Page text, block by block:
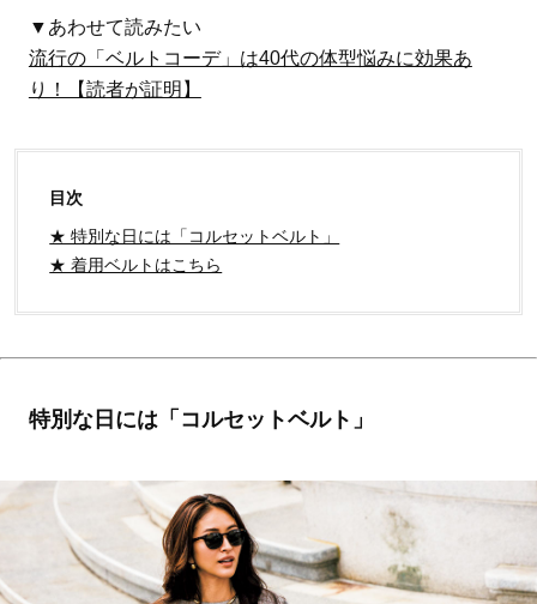
▼あわせて読みたい
流行の「ベルトコーデ」は40代の体型悩みに効果あ
り！【読者が証明】
目次
★ 特別な日には「コルセットベルト」
★ 着用ベルトはこちら
特別な日には「コルセットベルト」